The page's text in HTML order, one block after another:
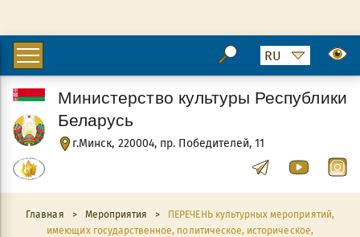
г.Минск, 220004, пр. Победителей, 11
Министерство культуры Республики
Беларусь
Главная > Мероприятия >
ПЕРЕЧЕНЬ культурных мероприятий,
имеющих государственное, политическое, историческое,